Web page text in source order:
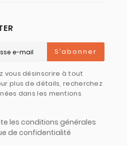
S’abonner
vous désinscrire à tout
plus de détails, recherchez
dans les mentions
les conditions générales
de confidentialité